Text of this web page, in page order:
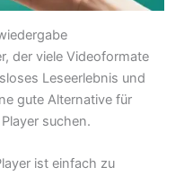
der viele Videoformate
Leseerlebnis und
gute Alternative für
suchen.
ist einfach zu